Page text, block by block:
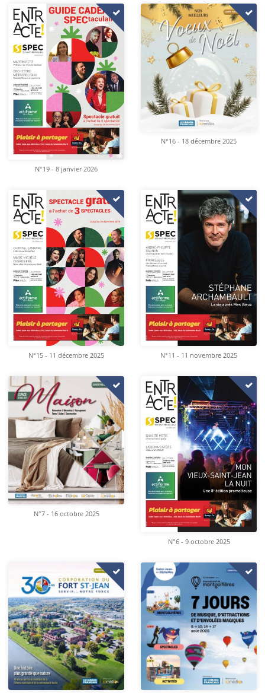
N°19 - 8 janvier 2026
N°16 - 18 décembre 2025
N°15 - 11 décembre 2025 N°11 - 11 novembre 2025
N°7 - 16 octobre 2025
N°6 - 9 octobre 2025